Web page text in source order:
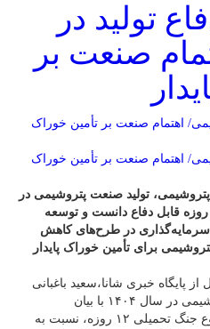
تولید در
صنعت بر
تولید صنعت پتروشیمی در
سال ۱۴۰۴ را با وجود وقوع جنگ ۱۲ روزه قابل دفاع دانست و توسعه
سرمایه‌گذاری در طرح‌های کاهش
برای تأمین خوراک پایدار
پایگاه خبری شانا،سعید باغبانی
درباره آخرین وضع تولید صنعت پتروشیمی در سال ۱۴۰۴ با بیان
اینکه عملکرد این صنعت با وجود وقوع جنگ تحمیلی ۱۲ روزه، نسبت به